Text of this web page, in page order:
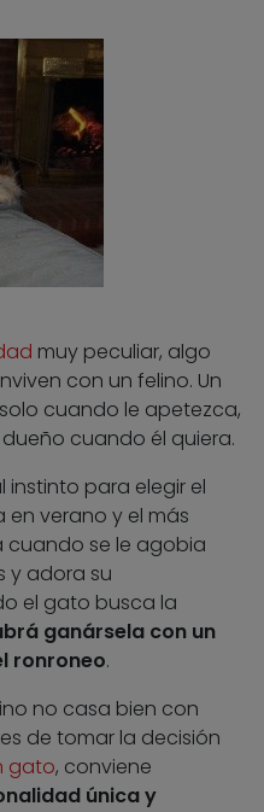
muy peculiar, algo
con un felino. Un
cuando le apetezca,
cuando él quiera.
instinto para elegir el
verano y el más
cuando se le agobia
y adora su
el gato busca la
ganársela con un
ronroneo.
no casa bien con
de tomar la decisión
gato, conviene
única y